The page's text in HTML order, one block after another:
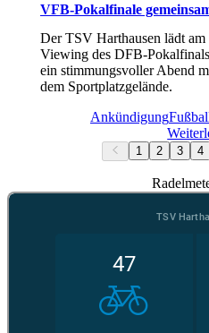
VFB-Pokalfinale
Der TSV Harthausen lädt
Viewing des DFB-
ein stimmungsvoller Abend
dem Sportplatzgelände.
Ankündigung
1 2 3 4